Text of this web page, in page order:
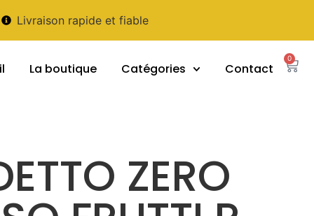
Livraison rapide et fiable
La boutique Catégories Contact
0
ZERO